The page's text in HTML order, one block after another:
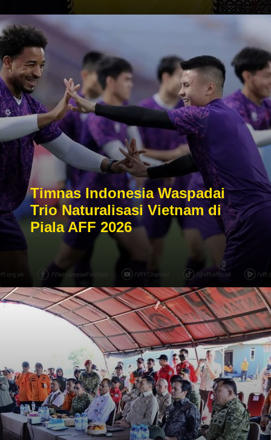
Timnas Indonesia Waspadai
Trio Naturalisasi Vietnam di
Piala AFF 2026